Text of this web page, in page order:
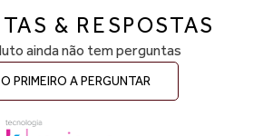
& RESPOSTAS
ainda não tem perguntas
PRIMEIRO A PERGUNTAR